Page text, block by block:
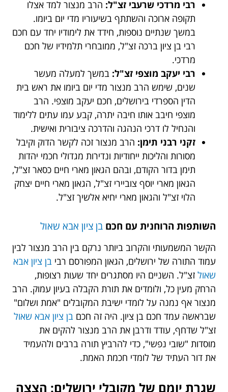
רבי מרדכי שרעבי זצ"ל: הרב מנצור למד אצלו
תקופה ארוכה והשתתף בשיעוריו מדי יום ביומו.
במשך שנתיים נוספות, חידד את לימודיו יחד עם חכם
רבי בן ציון ברכה זצ"ל, ממובחרי תלמידיו של חכם
מרדכי.
רבי יעקב מוצפי זצ"ל: במשך למעלה מעשר
שנים, שימש הרב מנצור מדי יום ביומו את ראש בית
הדין הספרדי בירושלים, חכם יעקב מוצפי. הרב
מוצפי חיבב אותו חיבה יתרה, קבע עמו עתים ללימוד
והנחיל לו דרכי הנהגה והדרכה ציבורית ואישית.
זקני רבני תימן: הרב מנצור זכה לקשר הדוק וקיבל
מסורות והליכות ייחודיות ונדירות מגדולי חכמי יהדות
תימן בדור הקודם, ובהם הגאון מארי חיים כסאר זצ"ל,
הגאון מארי יוסף צוביירי זצ"ל, הגאון מארי חיים יצחק
הלוי זצ"ל והגאון מארי יחיא אלשיך זצ"ל.
השותפות הרוחנית עם חכם בן ציון אבא שאול
הקשר המשמעותי והקרוב ביותר נרקם בין הרב מנצור לבין
עמוד התורה של ירושלים, הגאון המפורסם רבי בן ציון אבא
שאול זצ"ל. השניים היו מסתגרים יחד שעות רצופות,
הרחק מעין כל, ולומדים את תורת הקבלה בעיון עמוק. הרב
מנצור אף נמנה על לומדי ישיבת המקובלים "אמת ושלום"
שבראשה עמד חכם בן ציון. היה זה חכם בן ציון אבא שאול
זצ"ל שדחף, עודד ודרבן את הרב מנצור להקים את
מוסדות "שובי נפשי", כדי להרביץ תורה ברבים ולהעמיד
את דור העתיד של לומדי חכמת האמת.
שגרת יומם של מקובלי ירושלים: הצצה